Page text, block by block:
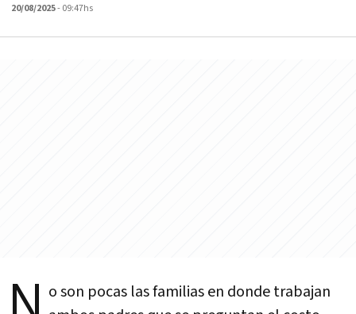
20/08/2025- 09:47hs
o son pocas las familias en donde trabajan